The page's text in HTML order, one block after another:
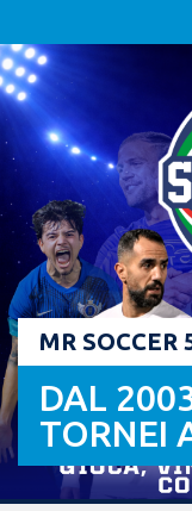
to
content
MR SOCCER
DAL
TORNEI